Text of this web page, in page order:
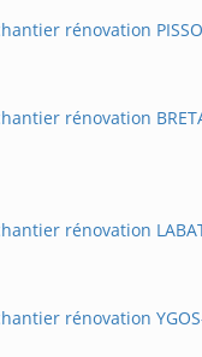
rénovation
rénovation
rénovation
rénovation